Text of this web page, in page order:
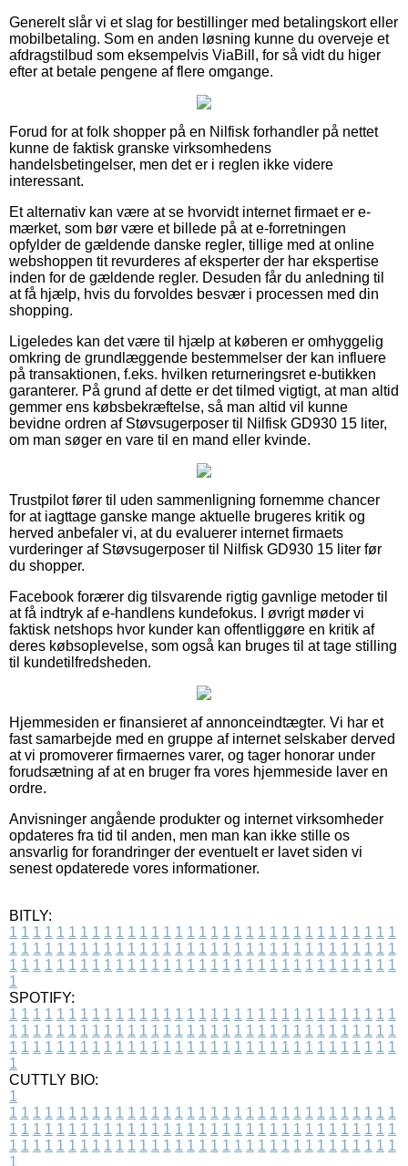
Generelt slår vi et slag for bestillinger med betalingskort eller
mobilbetaling. Som en anden løsning kunne du overveje et
afdragstilbud som eksempelvis ViaBill, for så vidt du higer
efter at betale pengene af flere omgange.
Forud for at folk shopper på en Nilfisk forhandler på nettet
kunne de faktisk granske virksomhedens
handelsbetingelser, men det er i reglen ikke videre
interessant.
Et alternativ kan være at se hvorvidt internet firmaet er e-
mærket, som bør være et billede på at e-forretningen
opfylder de gældende danske regler, tillige med at online
webshoppen tit revurderes af eksperter der har ekspertise
inden for de gældende regler. Desuden får du anledning til
at få hjælp, hvis du forvoldes besvær i processen med din
shopping.
Ligeledes kan det være til hjælp at køberen er omhyggelig
omkring de grundlæggende bestemmelser der kan influere
på transaktionen, f.eks. hvilken returneringsret e-butikken
garanterer. På grund af dette er det tilmed vigtigt, at man altid
gemmer ens købsbekræftelse, så man altid vil kunne
bevidne ordren af Støvsugerposer til Nilfisk GD930 15 liter,
om man søger en vare til en mand eller kvinde.
Trustpilot fører til uden sammenligning fornemme chancer
for at iagttage ganske mange aktuelle brugeres kritik og
herved anbefaler vi, at du evaluerer internet firmaets
vurderinger af Støvsugerposer til Nilfisk GD930 15 liter før
du shopper.
Facebook forærer dig tilsvarende rigtig gavnlige metoder til
at få indtryk af e-handlens kundefokus. I øvrigt møder vi
faktisk netshops hvor kunder kan offentliggøre en kritik af
deres købsoplevelse, som også kan bruges til at tage stilling
til kundetilfredsheden.
Hjemmesiden er finansieret af annonceindtægter. Vi har et
fast samarbejde med en gruppe af internet selskaber derved
at vi promoverer firmaernes varer, og tager honorar under
forudsætning af at en bruger fra vores hjemmeside laver en
ordre.
Anvisninger angående produkter og internet virksomheder
opdateres fra tid til anden, men man kan ikke stille os
ansvarlig for forandringer der eventuelt er lavet siden vi
senest opdaterede vores informationer.
BITLY:
1 1 1 1 1 1 1 1 1 1 1 1 1 1 1 1 1 1 1 1 1 1 1 1 1 1 1 1 1 1 1 1 1
1 1 1 1 1 1 1 1 1 1 1 1 1 1 1 1 1 1 1 1 1 1 1 1 1 1 1 1 1 1 1 1 1
1 1 1 1 1 1 1 1 1 1 1 1 1 1 1 1 1 1 1 1 1 1 1 1 1 1 1 1 1 1 1 1 1
1
SPOTIFY:
1 1 1 1 1 1 1 1 1 1 1 1 1 1 1 1 1 1 1 1 1 1 1 1 1 1 1 1 1 1 1 1 1
1 1 1 1 1 1 1 1 1 1 1 1 1 1 1 1 1 1 1 1 1 1 1 1 1 1 1 1 1 1 1 1 1
1 1 1 1 1 1 1 1 1 1 1 1 1 1 1 1 1 1 1 1 1 1 1 1 1 1 1 1 1 1 1 1 1
1
CUTTLY BIO:
1
1 1 1 1 1 1 1 1 1 1 1 1 1 1 1 1 1 1 1 1 1 1 1 1 1 1 1 1 1 1 1 1 1
1 1 1 1 1 1 1 1 1 1 1 1 1 1 1 1 1 1 1 1 1 1 1 1 1 1 1 1 1 1 1 1 1
1 1 1 1 1 1 1 1 1 1 1 1 1 1 1 1 1 1 1 1 1 1 1 1 1 1 1 1 1 1 1 1 1
1